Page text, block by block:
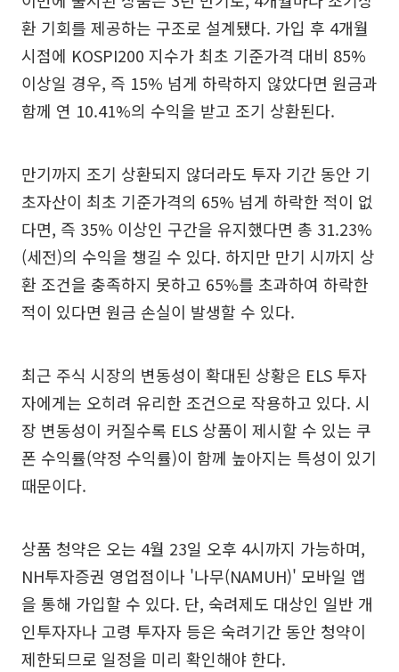
환 기회를 제공하는 구조로 설계됐다. 가입 후 4개월
시점에 KOSPI200 지수가 최초 기준가격 대비 85%
이상일 경우, 즉 15% 넘게 하락하지 않았다면 원금과
함께 연 10.41%의 수익을 받고 조기 상환된다.
만기까지 조기 상환되지 않더라도 투자 기간 동안 기
초자산이 최초 기준가격의 65% 넘게 하락한 적이 없
다면, 즉 35% 이상인 구간을 유지했다면 총 31.23%
(세전)의 수익을 챙길 수 있다. 하지만 만기 시까지 상
환 조건을 충족하지 못하고 65%를 초과하여 하락한
적이 있다면 원금 손실이 발생할 수 있다.
최근 주식 시장의 변동성이 확대된 상황은 ELS 투자
자에게는 오히려 유리한 조건으로 작용하고 있다. 시
장 변동성이 커질수록 ELS 상품이 제시할 수 있는 쿠
폰 수익률(약정 수익률)이 함께 높아지는 특성이 있기
때문이다.
상품 청약은 오는 4월 23일 오후 4시까지 가능하며,
NH투자증권 영업점이나 '나무(NAMUH)' 모바일 앱
을 통해 가입할 수 있다. 단, 숙려제도 대상인 일반 개
인투자자나 고령 투자자 등은 숙려기간 동안 청약이
제한되므로 일정을 미리 확인해야 한다.